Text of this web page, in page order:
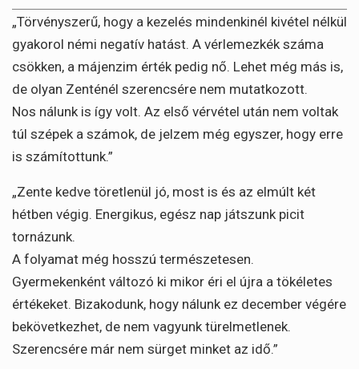
„Törvényszerű, hogy a kezelés mindenkinél kivétel nélkül
gyakorol némi negatív hatást. A vérlemezkék száma
csökken, a májenzim érték pedig nő. Lehet még más is,
de olyan Zenténél szerencsére nem mutatkozott.
Nos nálunk is így volt. Az első vérvétel után nem voltak
túl szépek a számok, de jelzem még egyszer, hogy erre
is számítottunk.”
„Zente kedve töretlenül jó, most is és az elmúlt két
hétben végig. Energikus, egész nap játszunk picit
tornázunk.
A folyamat még hosszú természetesen.
Gyermekenként változó ki mikor éri el újra a tökéletes
értékeket. Bizakodunk, hogy nálunk ez december végére
bekövetkezhet, de nem vagyunk türelmetlenek.
Szerencsére már nem sürget minket az idő.”